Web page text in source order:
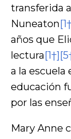
transferida
Nuneaton
años que
lectura[1†]
a la escuela
educación
por las
Mary Anne